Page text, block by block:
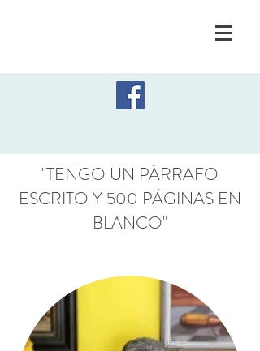
"TENGO UN PÁRRAFO
ESCRITO Y 500 PÁGINAS EN
BLANCO"